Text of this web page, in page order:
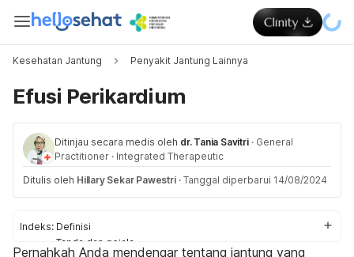
Kesehatan Jantung Penyakit Jantung Lainnya
Efusi Perikardium
Ditinjau secara medis oleh dr. Tania Savitri · General
Practitioner · Integrated Therapeutic
Ditulis oleh Hillary Sekar Pawestri · Tanggal diperbarui 14/08/2024
Indeks: Definisi
Tanda dan gejala
Pernahkah Anda mendengar tentang jantung yang